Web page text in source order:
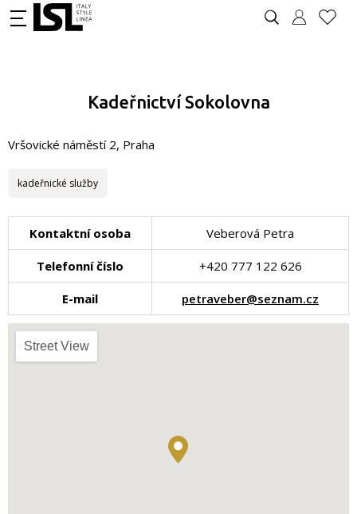
Kadeřnictví Sokolovna
Vršovické náměstí 2, Praha
kadeřnické služby
Kontaktní osoba Veberová Petra
Telefonní číslo +420 777 122 626
E-mail petraveber@seznam.cz
Street View